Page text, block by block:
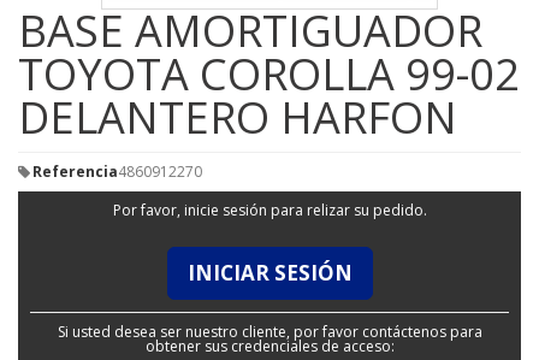
BASE AMORTIGUADOR
TOYOTA COROLLA 99-02
DELANTERO HARFON
Referencia4860912270
Por favor, inicie sesión para relizar su pedido.
INICIAR SESIÓN
Si usted desea ser nuestro cliente, por favor contáctenos para
obtener sus credenciales de acceso: